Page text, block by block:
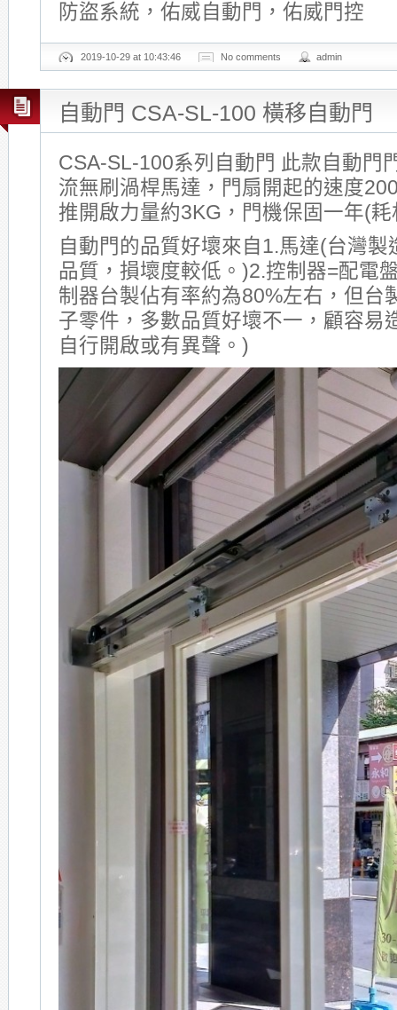
防盜系統，佑威自動門，佑威門控
2019-10-29 at 10:43:46 No comments admin
自動門 CSA-SL-100 橫移自動門
CSA-SL-100系列自動門 此款自動門
流無刷渦桿馬達，門扇開起的速度
推開啟力量約3KG，門機保固一年(
自動門的品質好壞來自1.馬達(台灣製
品質，損壞度較低。)2.控制器=配電
制器台製佔有率約為80%左右，但台
子零件，多數品質好壞不一，顧容易
自行開啟或有異聲。)